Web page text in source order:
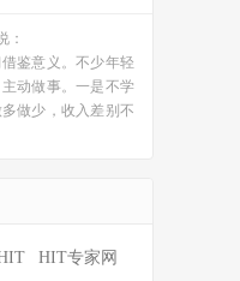
：
鉴意义。不少年轻
动做事。一是不学
做少，收入差别不
HIT专家网